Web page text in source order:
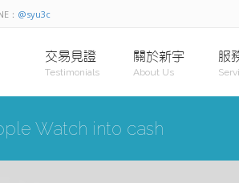
： @syu3c
交易見證
Testimonials
關於新宇
About Us
服
Watch into cash